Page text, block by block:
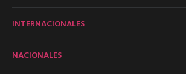
INTERNACIONALES
NACIONALES